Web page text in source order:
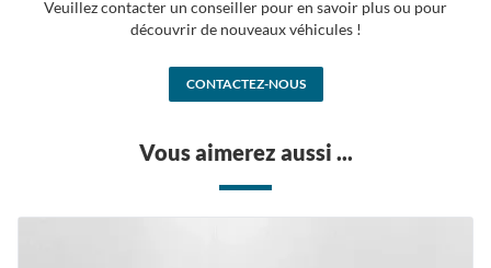
Veuillez contacter un conseiller pour en savoir plus ou pour
découvrir de nouveaux véhicules !
CONTACTEZ-NOUS
Vous aimerez aussi ...